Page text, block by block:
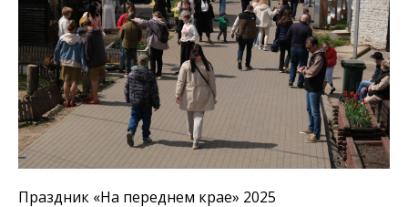
Праздник «На переднем крае» 2025